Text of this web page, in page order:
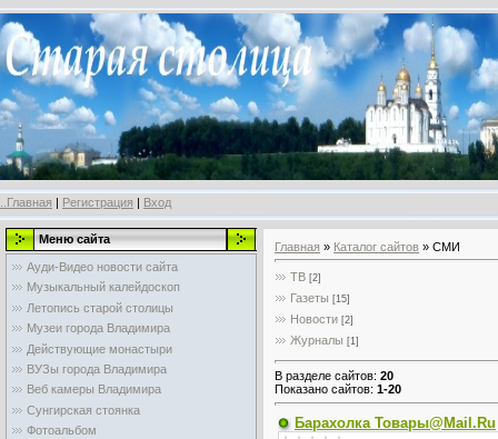
..Главная | Регистрация | Вход
Меню сайта
Ауди-Видео новости сайта
Музыкальный калейдоскоп
Летопись старой столицы
Музеи города Владимира
Действующие монастыри
ВУЗы города Владимира
Веб камеры Владимира
Сунгирская стоянка
Фотоальбом
Главная » Каталог сайтов » СМИ
ТВ [2]
Газеты [15]
Новости [2]
Журналы [1]
В разделе сайтов: 20
Показано сайтов: 1-20
Барахолка Товары@Mail.Ru